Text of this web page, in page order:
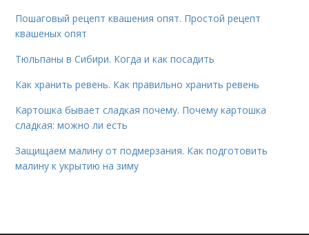
Пошаговый рецепт квашения опят. Простой рецепт
квашеных опят
Тюльпаны в Сибири. Когда и как посадить
Как хранить ревень. Как правильно хранить ревень
Картошка бывает сладкая почему. Почему картошка
сладкая: можно ли есть
Защищаем малину от подмерзания. Как подготовить
малину к укрытию на зиму